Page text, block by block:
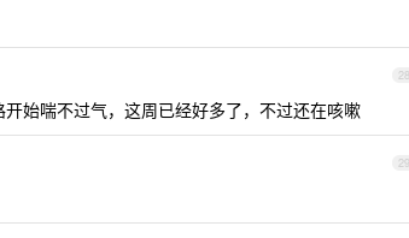
28
始喘不过气，这周已经好多了，不过还在咳嗽
29